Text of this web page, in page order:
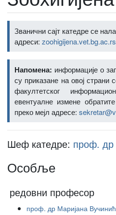
Званични сајт катедре се
адреси: zoohigijena.vet.bg.ac.rs
Напомена: информације о
су приказане на овој страни
факултетског
евентуалне измене
преко мејл адресе:
Шеф катедре: проф.
Особље
редовни професор
проф. др Маријана Вучинић